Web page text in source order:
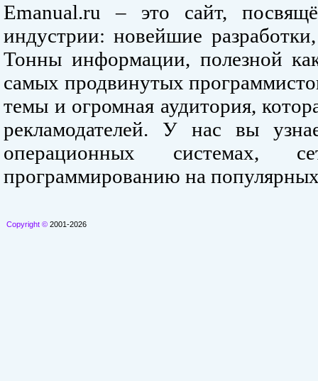
Emanual.ru – это сайт,
индустрии: новейшие
Тонны информации, полезной
самых продвинутых
темы и огромная аудитория,
рекламодателей. У нас вы
операционных системах,
программированию на
Copyright © 2001-2026